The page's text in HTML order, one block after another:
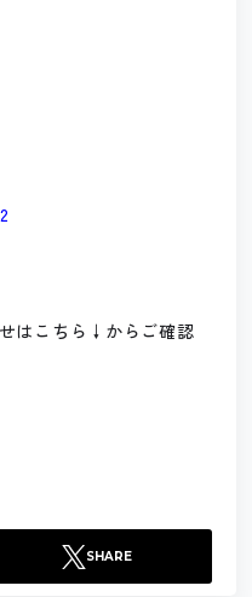
はこちら↓からご確認
SHARE